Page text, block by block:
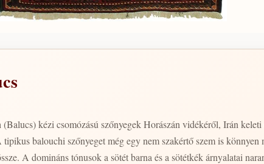
kézi csomózású szőnyegek Horászán vidékéről, Irán
balouchi szőnyeget még egy nem szakértő szem is
A domináns tónusok a sötét barna és a sötétkék árnyalatai